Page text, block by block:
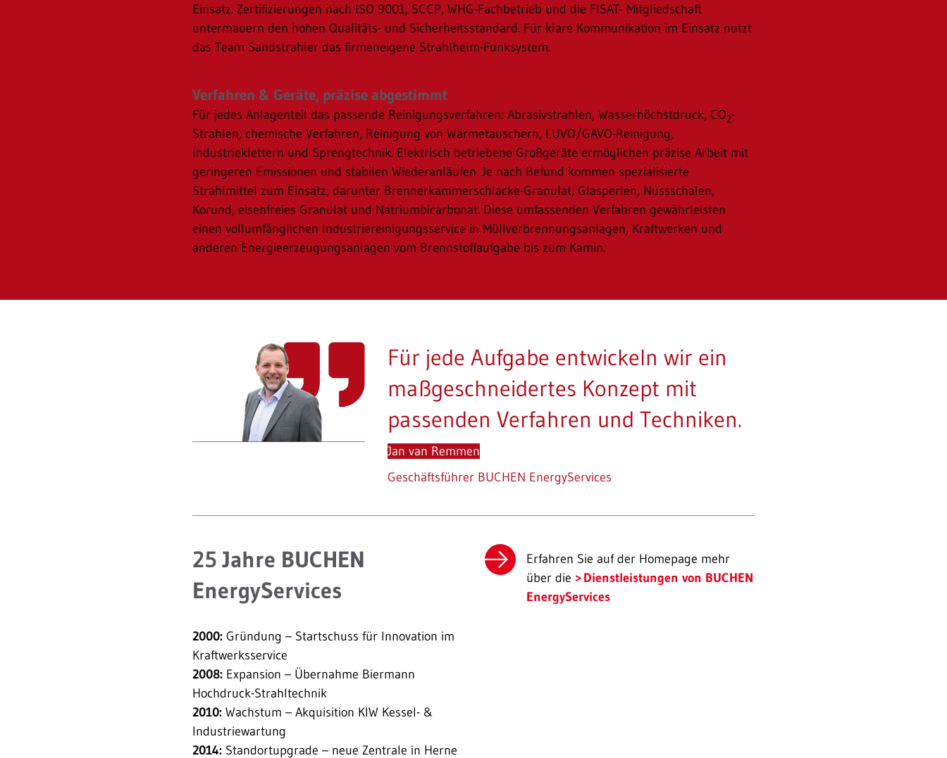
Einsatz. Zertifizierungen nach ISO 9001, SCCP, WHG-Fachbetrieb und die FISAT- Mitgliedschaft
untermauern den hohen Qualitäts- und Sicherheitsstandard. Für klare Kommunikation im Einsatz nutzt
das Team Sandstrahler das firmeneigene Strahlhelm-Funksystem.
Verfahren & Geräte, präzise abgestimmt
Für jedes Anlagenteil das passende Reinigungsverfahren: Abrasivstrahlen, Wasserhöchstdruck, CO2-
Strahlen, chemische Verfahren, Reinigung von Wärmetauschern, LUVO/GAVO-Reinigung,
Industrieklettern und Sprengtechnik. Elektrisch betriebene Großgeräte ermöglichen präzise Arbeit mit
geringeren Emissionen und stabilen Wiederanläufen. Je nach Befund kommen spezialisierte
Strahlmittel zum Einsatz, darunter Brennerkammerschlacke-Granulat, Glasperlen, Nussschalen,
Korund, eisenfreies Granulat und Natriumbicarbonat. Diese umfassenden Verfahren gewährleisten
einen vollumfänglichen Industriereinigungsservice in Müllverbrennungsanlagen, Kraftwerken und
anderen Energieerzeugungsanlagen vom Brennstoffaufgabe bis zum Kamin.
Für jede Aufgabe entwickeln wir ein
maßgeschneidertes Konzept mit
passenden Verfahren und Techniken.
Jan van Remmen
Geschäftsführer BUCHEN EnergyServices
25 Jahre BUCHEN
EnergyServices
2000: Gründung – Startschuss für Innovation im
Kraftwerksservice
2008: Expansion – Übernahme Biermann
Hochdruck-Strahltechnik
2010: Wachstum – Akquisition KIW Kessel- &
Industriewartung
2014: Standortupgrade – neue Zentrale in Herne
Erfahren Sie auf der Homepage mehr
über die
Dienstleistungen von BUCHEN
EnergyServices